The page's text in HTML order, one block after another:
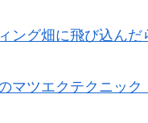
ング畑に飛び込んだ
マツエクテクニック